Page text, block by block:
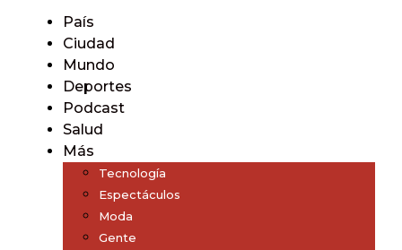
País
Ciudad
Mundo
Deportes
Podcast
Salud
Más
Tecnología
Espectáculos
Moda
Gente